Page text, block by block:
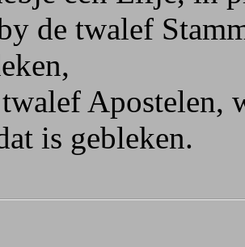
de twalef
Apostelen,
is gebleken.